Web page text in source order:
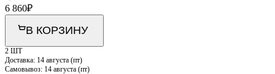
6 860₽
В КОРЗИНУ
2 ШТ
Доставка: 14 августа (пт)
Самовывоз: 14 августа (пт)